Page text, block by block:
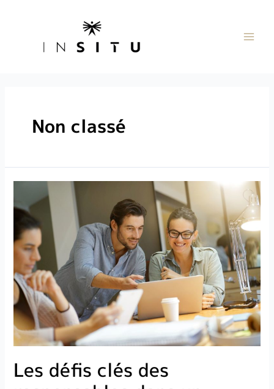
Non classé
Les défis clés des